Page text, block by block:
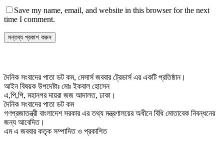
Save my name, email, and website in this browser for the next
time I comment.
দৈনিক সংবাদের পাতা ডট কম, মেসার্স জববার ট্রেডার্স এর একটি প্রতিষ্ঠান।
আইন বিষয়ক উপদেষ্টাঃ মোঃ ইকবাল হোসেন
এ,পি,পি, মহানগর দায়রা জজ আদালত, ঢাকা।
দৈনিক সংবাদের পাতা ডট কম
গণপ্রজাতন্ত্রী বাংলাদেশ সরকার এর তথ্য মন্ত্রণালয়ের অধীনে বিধি মোতাবেক নিবন্ধনের
জন্য আবেদিত।
এম এ জববার কতৃক সম্পাদিত ও প্রকাশিত